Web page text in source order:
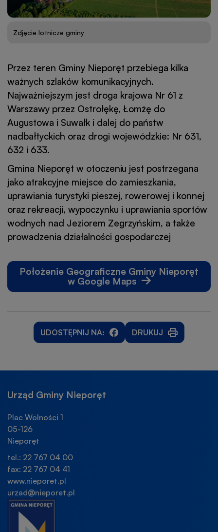
Zdjęcie lotnicze gminy
Przez teren Gminy Nieporęt przebiega kilka
ważnych szlaków komunikacyjnych.
Najważniejszym jest droga krajowa Nr 61 z
Warszawy przez Ostrołękę, Łomżę do
Augustowa i Suwałk i dalej do państw
nadbałtyckich oraz drogi wojewódzkie: Nr 631,
632 i 633.
Gmina Nieporęt w otoczeniu jest postrzegana
jako atrakcyjne miejsce do zamieszkania,
uprawiania turystyki pieszej, rowerowej i konnej
oraz rekreacji, wypoczynku i uprawiania sportów
wodnych nad Jeziorem Zegrzyńskim, a także
prowadzenia działalności gospodarczej
Położenie Geograficzne Gminy Nieporęt
w Google Maps
UDOSTĘPNIJ NA:
WILL
NEW
DRUKUJ
WILL
NEW
OTWORZY
NOWEJ
Urząd Gminy Nieporęt
Plac Wolności 1
05-126
Nieporęt
tel.: 22 767 04 00
fax: 22 767 04 41
www.nieporet.pl
urzad@nieporet.pl